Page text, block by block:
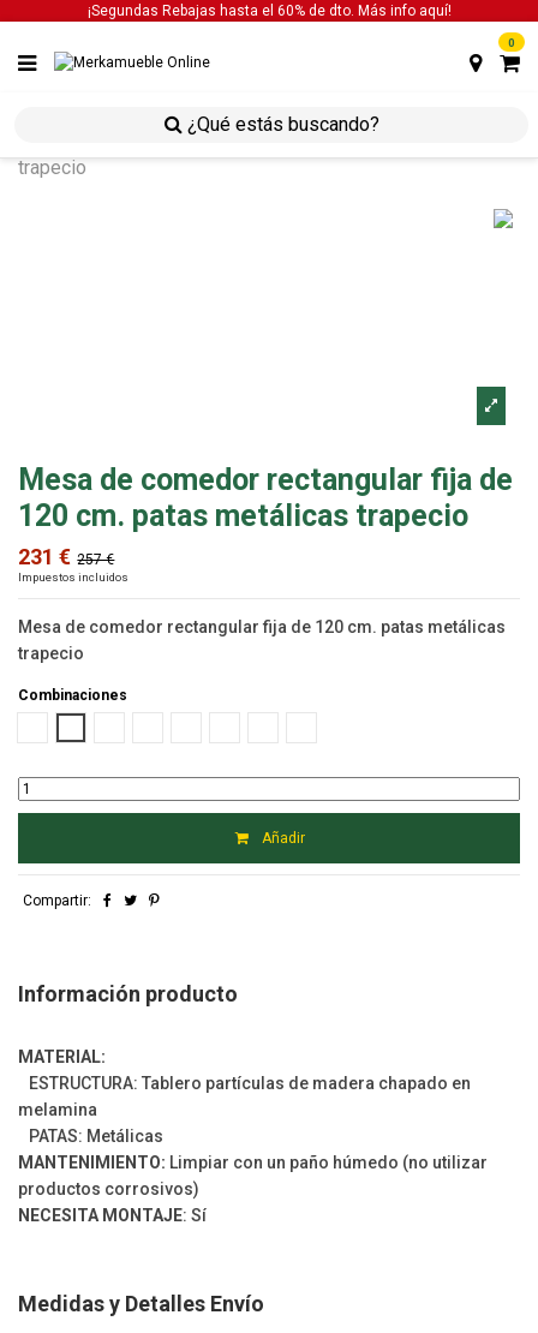
¡Segundas Rebajas hasta el 60% de dto. Más info aquí!
0
mesa de comedor
mesa de
trapecio
Mesa de comedor rectangular fija de
120 cm. patas metálicas trapecio
231 € 257 €
Impuestos incluidos
Mesa de comedor rectangular fija de 120 cm. patas metálicas
trapecio
Combinaciones
Añadir
Compartir:
Información producto
MATERIAL:
ESTRUCTURA: Tablero partículas de madera chapado en
melamina
PATAS: Metálicas
MANTENIMIENTO: Limpiar con un paño húmedo (no utilizar
productos corrosivos)
NECESITA MONTAJE: Sí
Medidas y Detalles Envío